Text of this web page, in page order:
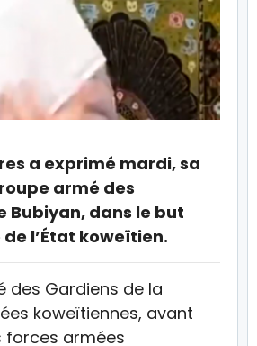
a exprimé mardi, sa
armé des
Bubiyan, dans le but
l’État koweïtien.
des Gardiens de la
koweïtiennes, avant
forces armées